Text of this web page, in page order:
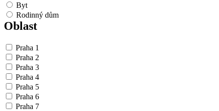
Byt
Rodinný dům
Oblast
Praha 1
Praha 2
Praha 3
Praha 4
Praha 5
Praha 6
Praha 7